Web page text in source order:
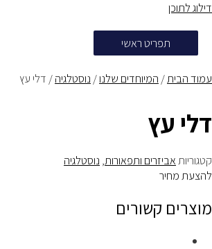
דילוג לתוכן
תפריט ראשי
עמוד הבית/ המיוחדים שלנו/ נוסטלגיה/ דלי עץ
דלי עץ
קטגוריותאביזרים ותפאורות, נוסטלגיה
להצעת מחיר
מוצרים קשורים